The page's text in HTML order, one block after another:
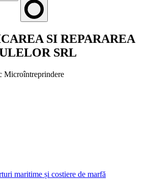
SI REPARAREA
SRL
Microîntreprindere
maritime și costiere de marfă